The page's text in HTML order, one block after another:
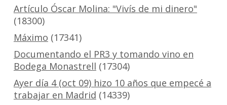
Artículo Óscar Molina: "Vivís de mi dinero"
(18300)
Máximo (17341)
Documentando el PR3 y tomando vino en
Bodega Monastrell (17304)
Ayer día 4 (oct 09) hizo 10 años que empecé a
trabajar en Madrid (14339)